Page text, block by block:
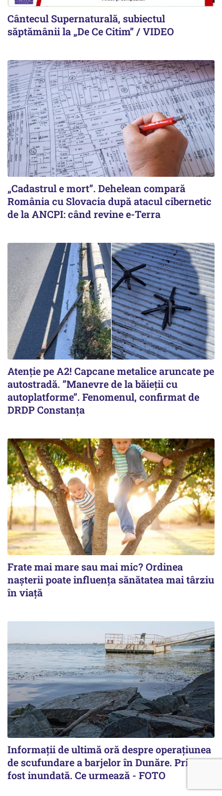
Cântecul Supernaturală, subiectul
săptămânii la „De Ce Citim” / VIDEO
„Cadastrul e mort”. Dehelean compară
România cu Slovacia după atacul cibernetic
de la ANCPI: când revine e-Terra
Atenție pe A2! Capcane metalice aruncate pe
autostradă. ”Manevre de la băieții cu
autoplatforme”. Fenomenul, confirmat de
DRDP Constanța
Frate mai mare sau mai mic? Ordinea
nașterii poate influența sănătatea mai târziu
în viață
Informații de ultimă oră despre operațiunea
de scufundare a barjelor în Dunăre. Prima a
fost inundată. Ce urmează - FOTO